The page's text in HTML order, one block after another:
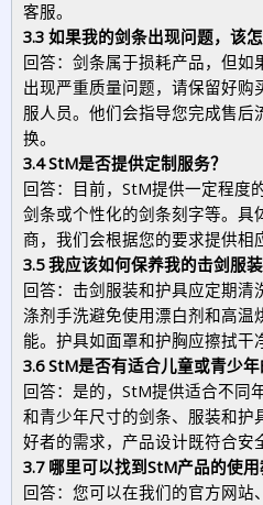
客服。
3.3 如果我的剑条出现问题，该怎
回答：剑条属于损耗产品，但如
出现严重质量问题，请保留好购
服人员。他们会指导您完成售后
换。
3.4 StM是否提供定制服务？
回答：目前，StM提供一定程度
剑条或个性化的剑条刻字等。具
商，我们会根据您的要求提供相
3.5 我应该如何保养我的击剑服装
回答：击剑服装和护具应定期
涤剂手洗避免使用漂白剂和高温
能。护具如面罩和护胸应擦拭干
3.6 StM是否有适合儿童或青少年
回答：是的，StM提供适合不同
和青少年尺寸的剑条、服装和护
好者的需求，产品设计既符合安
3.7 哪里可以找到StM产品的使用
回答：您可以在我们的官方网站